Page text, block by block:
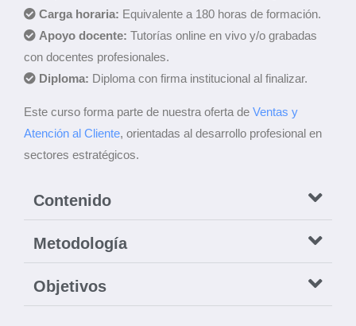
Carga horaria: Equivalente a 180 horas de formación.
Apoyo docente: Tutorías online en vivo y/o grabadas
con docentes profesionales.
Diploma: Diploma con firma institucional al finalizar.
Este curso forma parte de nuestra oferta de Ventas y
Atención al Cliente, orientadas al desarrollo profesional en
sectores estratégicos.
Contenido
Metodología
Objetivos